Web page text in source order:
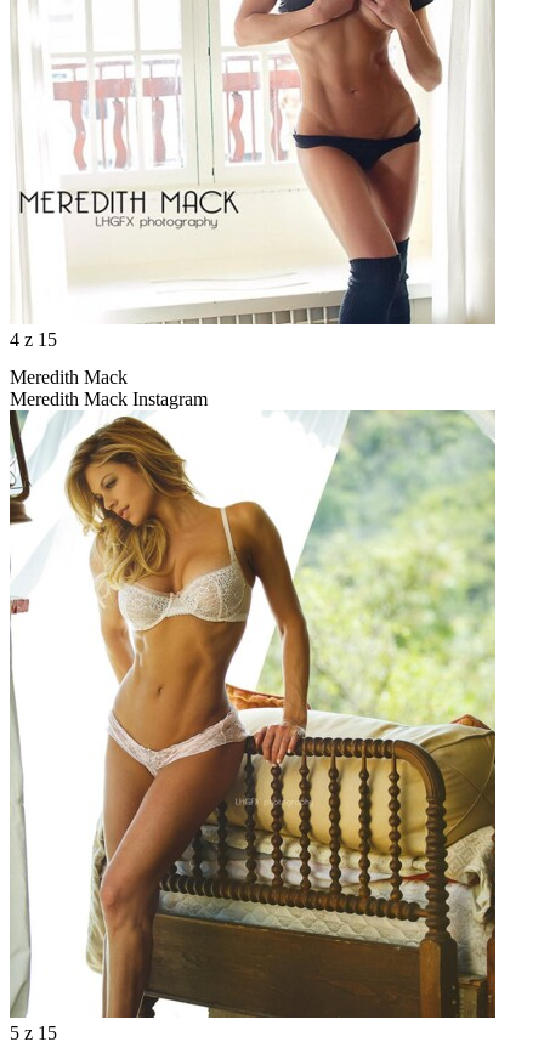
4 z 15
Meredith Mack
Meredith Mack Instagram
5 z 15